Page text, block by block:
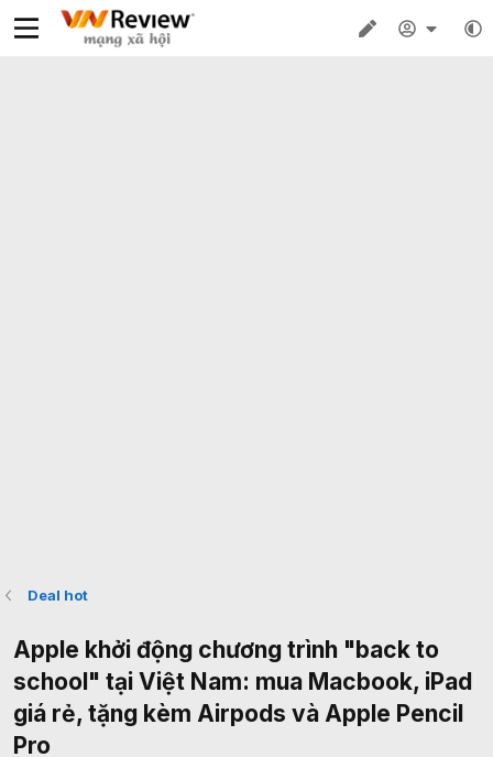
Deal hot
Apple khởi động chương trình "back to
school" tại Việt Nam: mua Macbook, iPad
giá rẻ, tặng kèm Airpods và Apple Pencil
Pro